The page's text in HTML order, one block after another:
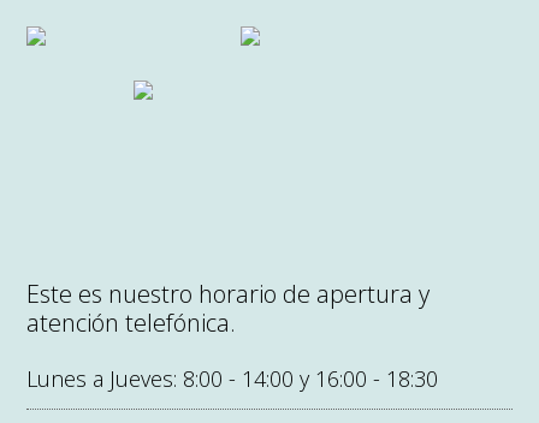
Este es nuestro horario de apertura y
atención telefónica.
Lunes a Jueves: 8:00 - 14:00 y 16:00 - 18:30